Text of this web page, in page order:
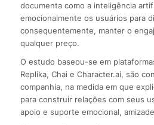
documenta como a inteligência
emocionalmente os usuários para
consequentemente, manter o
qualquer preço.
O estudo baseou-se em
Replika, Chai e Character.ai, são
companhia, na medida em que
para construir relações com seus
apoio e suporte emocional,